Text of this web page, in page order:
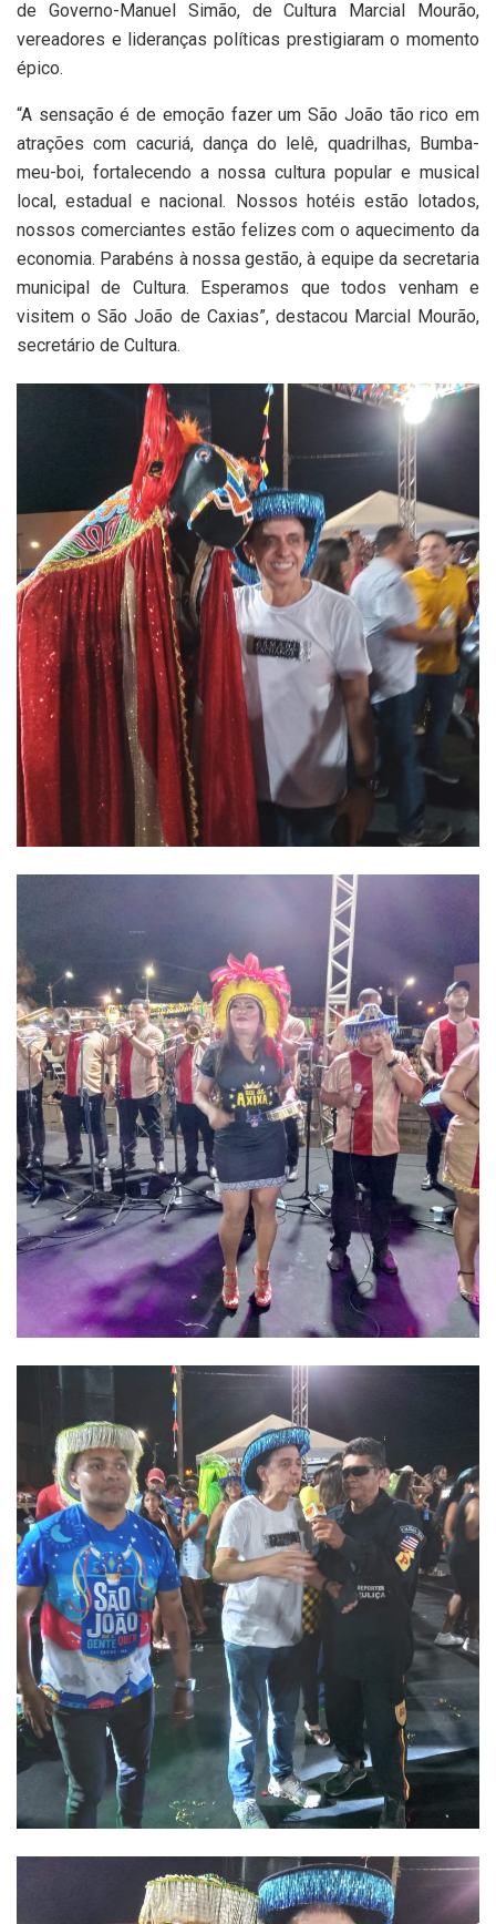
de Governo-Manuel Simão, de Cultura Marcial Mourão,
vereadores e lideranças políticas prestigiaram o momento
épico.
“A sensação é de emoção fazer um São João tão rico em
atrações com cacuriá, dança do lelê, quadrilhas, Bumba-
meu-boi, fortalecendo a nossa cultura popular e musical
local, estadual e nacional. Nossos hotéis estão lotados,
nossos comerciantes estão felizes com o aquecimento da
economia. Parabéns à nossa gestão, à equipe da secretaria
municipal de Cultura. Esperamos que todos venham e
visitem o São João de Caxias”, destacou Marcial Mourão,
secretário de Cultura.